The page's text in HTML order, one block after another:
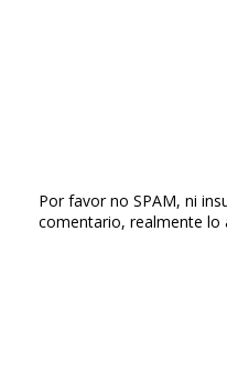
Por favor no SPAM, ni
comentario, realmente lo